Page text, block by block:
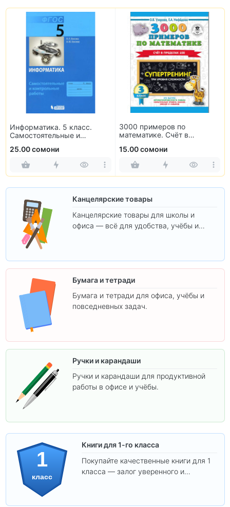
Информатика. 5 класс.
Самостоятельные и
25.00 сомони
3000 примеров по
математике. Счёт в
15.00 сомони
Канцелярские товары
Канцелярские товары для школы и
офиса — всё для удобства, учёбы и
Бумага и тетради
Бумага и тетради для офиса, учёбы и
повседневных задач.
Ручки и карандаши
Ручки и карандаши для продуктивной
работы в офисе и учёбы.
1
класс
Книги для 1-го класса
Покупайте качественные книги для 1
класса — залог уверенного и